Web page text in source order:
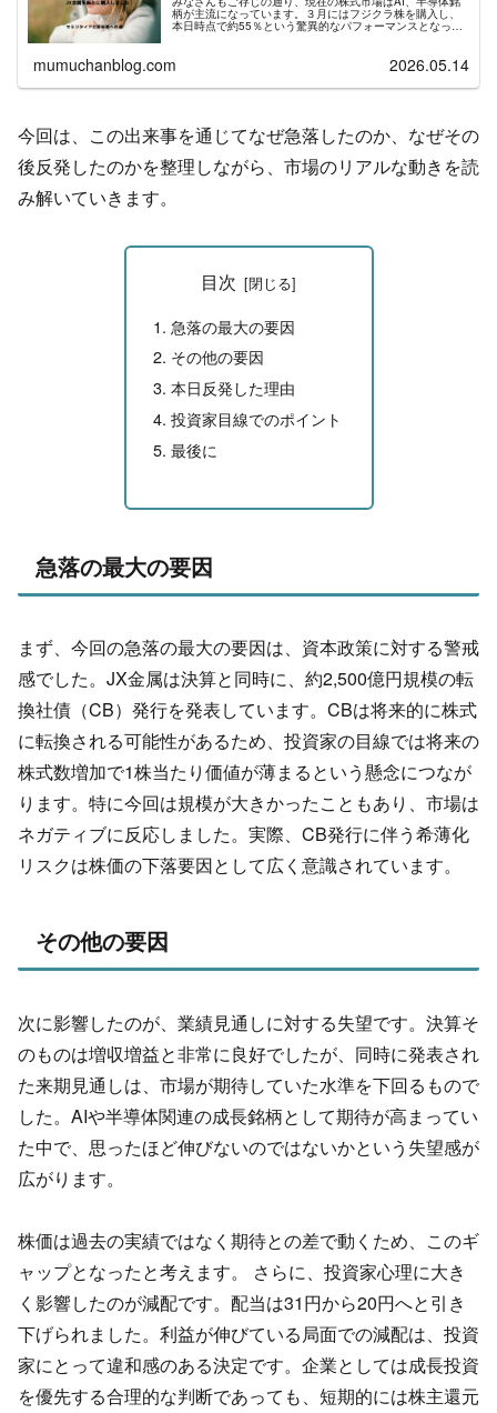
柄が主流になっています。３月にはフジクラ株を購入し、
本日時点で約55％という驚異的なパフォーマンスとなって
mumuchanblog.com 2026.05.14
今回は、この出来事を通じてなぜ急落したのか、 なぜその
後反発したのかを整理しながら、市場のリアルな動きを読
み解いていきます。
目次
急落の最大の要因
その他の要因
本日反発した理由
投資家目線でのポイント
最後に
急落の最大の要因
まず、今回の急落の最大の要因は、 資本政策に対する警戒
感でした。JX金属は決算と同時に、約2,500億円規模の転
換社債（CB）発行を発表しています。CBは将来的に株式
に転換される可能性があるため、 投資家の目線では将来の
株式数増加で1株当たり価値が薄まるという懸念につなが
り ます。特に今回は規模が大きかったこともあり、 市場は
ネガティブに反応しました。実際、 CB発行に伴う希薄化
リスクは株価の下落要因として広く意識されています。
その他の要因
次に影響したのが、業績見通しに対する失望です。 決算そ
のものは増収増益と非常に良好でしたが、同時に発表され
た来期見通しは、 市場が期待していた水準を下回るもので
した。AIや半導体関連の成長銘柄として期待が高まってい
た中で、 思ったほど伸びないのではないかという失望感が
広がります。
株価は過去の実績ではなく期待との差で動くため、 このギ
ャップとなったと考えます。 さらに、投資家心理に大き
く影響したのが減配です。 配当は31円から20円へと引き
下げられました。利益が伸びている局面での減配は、 投資
家にとって違和感のある決定です。企業としては成長投資
を優先する合理的な判断であっても、 短期的には株主還元